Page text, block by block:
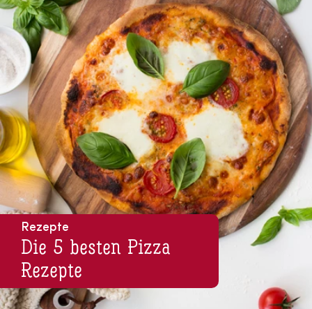
Rezepte
Die 5 besten Pizza
Rezepte